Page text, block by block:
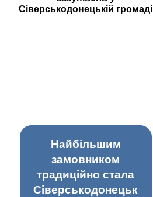
Сіверськодонецькій громаді
Найбільшим
замовником
традиційно стала
Сіверськодонецьк